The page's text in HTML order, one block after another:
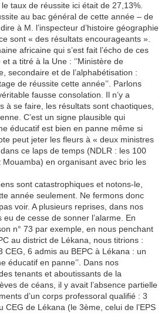
taux de réussite ici était de 27,13%.
au bac général de cette année – de
à M. l’inspecteur d’histoire géographie
sont « des résultats encourageants ».
africaine qui s’est fait l’écho de ces
a titré à la Une : ‘’Ministère de
secondaire et de l’alphabétisation :
de réussite cette année’’. Parlons
fausse consolation. Il n’y a
à se faire, les résultats sont chaotiques,
C’est un signe plausible qui
éducatif est bien en panne même si
peut jeter les fleurs à « deux ministres
ce laps de temps (NDLR : les 100
en organisant avec brio les
sont catastrophiques et notons-le,
année seulement. Ne fermons donc
voir. A plusieurs reprises, dans nos
eu de cesse de sonner l’alarme. En
n° 73 par exemple, en nous penchant
au district de Lékana, nous titrions :
CEG, 6 admis au BEPC à Lékana : un
éducatif en panne’’. Dans nos
tenants et aboutissants de la
de céans, il y avait l’absence partielle
d’un corps professoral qualifié : 3
CEG de Lékana (le 3ème, celui de l’EPS